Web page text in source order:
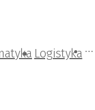
Logistyka